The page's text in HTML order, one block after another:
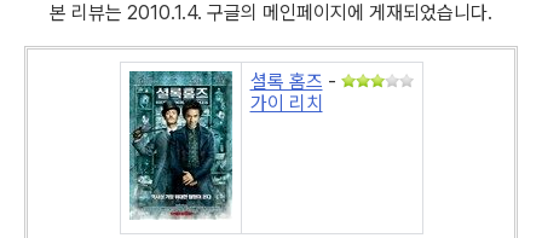
본 리뷰는 2010.1.4. 구글의 메인페이지에 게재되었습니다.
셜록 홈즈 -
가이 리치